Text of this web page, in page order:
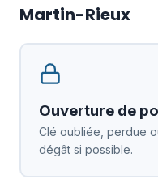
Martin-Rieux
Ouverture de
Clé oubliée, perdue
dégât si possible.